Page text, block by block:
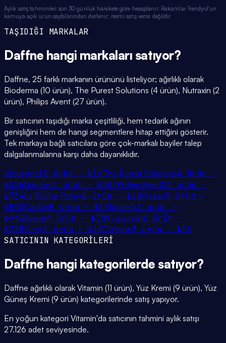
Aylık satış tahminleri son 30 günlük harekete göre hesaplanır. Rakamlar Trendyol'un
kamuya açık ürün sayfalarından derlenir; resmi satış verisi değildir.
TAŞIDIĞI MARKALAR
Daffne hangi markaları satıyor?
Daffne, 25 farklı markanın ürününü listeliyor; ağırlıklı olarak
Bioderma (10 ürün), The Purest Solutions (4 ürün), Nutraxin (2
ürün), Philips Avent (27 ürün).
Bir satıcının taşıdığı marka çeşitliliği, hem tedarik ağının
genişliğini hem de hangi segmentlere hitap ettiğini gösterir.
Tek markaya bağlı satıcılara göre çok-markalı bayiler talep
dalgalanmalarına karşı daha dayanıklıdır.
Bioderma10ürün ·₺1KThe Purest Solutions4 ürün ·
₺326Nutraxin2 ürün · ₺354Philips Avent27 ürün ·
₺734La Roche Posay6 ürün · ₺1KOcean5
ürün ·
₺552CeraVe5 ürün · ₺1KMustela2
ürün ·
₺943Avene4 ürün · ₺709Lansinoh6
ürün ·
₺728Vichy1 ürün · ₺1KClinique3 ürün ·₺1K
SATICININ KATEGORİLERİ
Daffne hangi kategorilerde satıyor?
Daffne ağırlıklı olarak Vitamin (11 ürün), Yüz Kremi (9 ürün), Yüz
Güneş Kremi (9 ürün) kategorilerinde satış yapıyor.
En yoğun kategori Vitamin'da satıcının tahmini aylık satışı
27.126 adet seviyesinde.